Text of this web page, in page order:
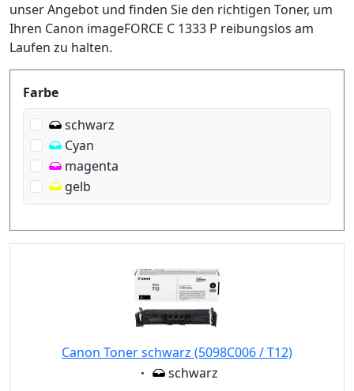
unser Angebot und finden Sie den richtigen Toner, um
Ihren Canon imageFORCE C 1333 P reibungslos am
Laufen zu halten.
Produktfilter
Farbe
schwarz
Cyan
magenta
gelb
Canon Toner schwarz (5098C006 / T12)
Eigenschaft:
schwarz